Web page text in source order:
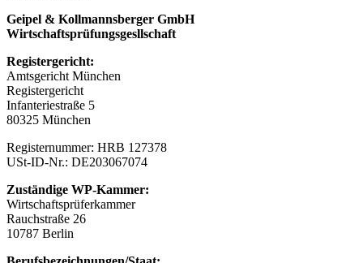
Geipel & Kollmannsberger GmbH
Wirtschaftsprüfungsgesllschaft
Registergericht:
Amtsgericht München
Registergericht
Infanteriestraße 5
80325 München
Registernummer: HRB 127378
USt-ID-Nr.: DE203067074
Zuständige WP-Kammer:
Wirtschaftsprüferkammer
Rauchstraße 26
10787 Berlin